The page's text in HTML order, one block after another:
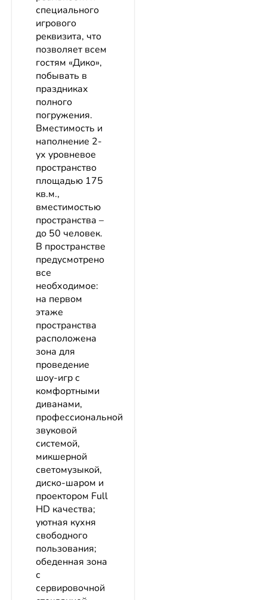
специального
игрового
реквизита, что
позволяет всем
гостям «Дико»,
побывать в
праздниках
полного
погружения.
Вместимость и
наполнение 2-
ух уровневое
пространство
площадью 175
кв.м.,
вместимостью
пространства –
до 50 человек.
В пространстве
предусмотрено
все
необходимое:
на первом
этаже
пространства
расположена
зона для
проведение
шоу-игр с
комфортными
диванами,
профессиональной
звуковой
системой,
микшерной
светомузыкой,
диско-шаром и
проектором Full
HD качества;
уютная кухня
свободного
пользования;
обеденная зона
с
сервировочной